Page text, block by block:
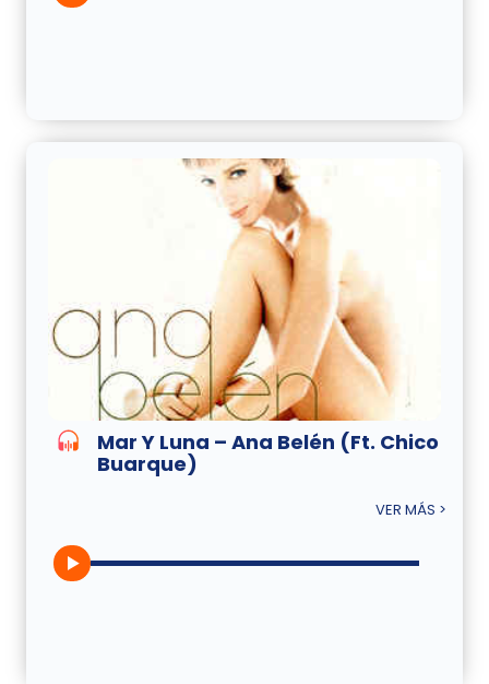
Mar Y Luna – Ana Belén (Ft. Chico
Buarque)
VER MÁS >